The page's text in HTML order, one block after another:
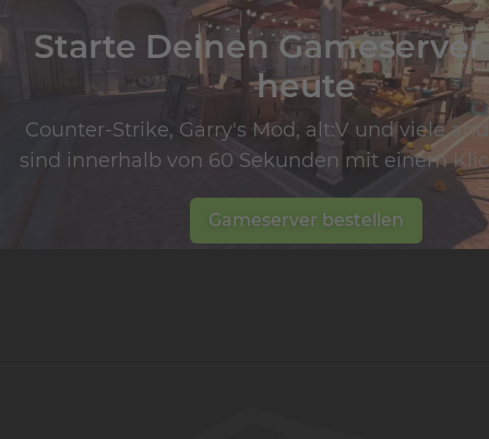
Starte Deinen
heute
Counter-Strike, Garry's Mod, alt:V und viele
sind innerhalb von 60 Sekunden mit einem
Gameserver bestellen